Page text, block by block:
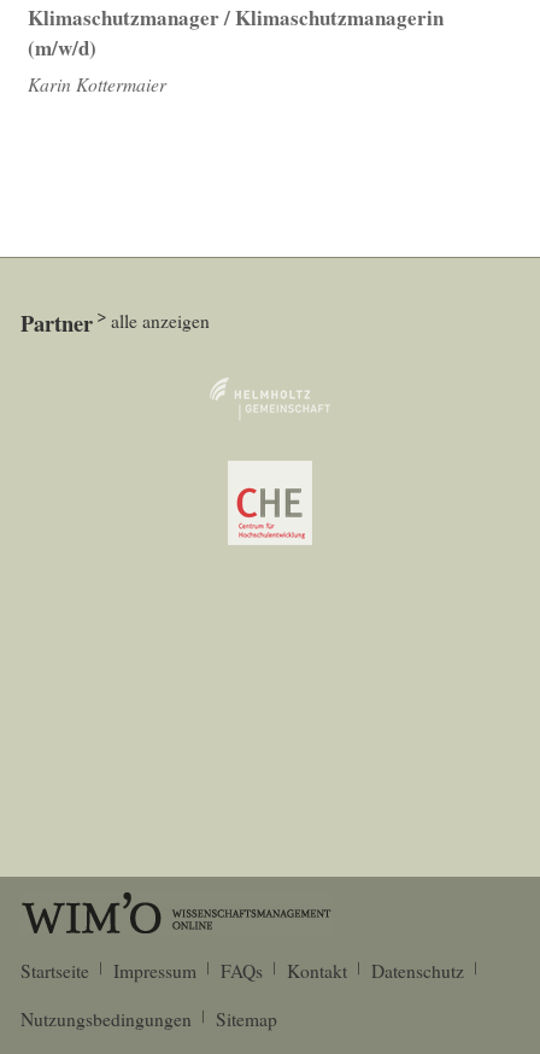
Klimaschutzmanager / Klimaschutzmanagerin
(m/w/d)
Karin Kottermaier
Partner alle anzeigen
Startseite Impressum FAQs Kontakt
Datenschutz
Nutzungsbedingungen
Sitemap